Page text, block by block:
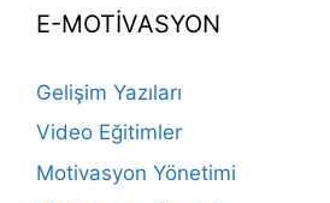
E-MOTİVASYON
Gelişim Yazıları
Video Eğitimler
Motivasyon Yönetimi